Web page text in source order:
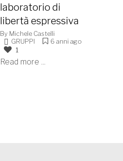
laboratorio di
libertà espressiva
By Michele Castelli
GRUPPI
6 anni ago
1
Read more ...